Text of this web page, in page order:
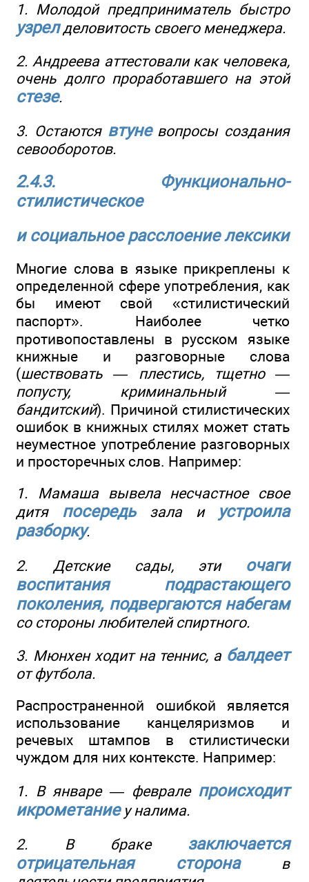
1. Молодой предприниматель быстро
узрелделовитость своего менеджера.
2. Андреева аттестовали как человека,
очень долго проработавшего на этой
стезе.
3. Остаются втуневопросы создания
севооборотов.
2.4.3. Функционально-
стилистическое
и социальное расслоение лексики
Многие слова в языке прикреплены к
определенной сфере употребления, как
бы имеют свой «стилистический
паспорт». Наиболее четко
противопоставлены в русском языке
книжные и разговорные слова
(шествовать — плестись, тщетно —
попусту, криминальный —
бандитский). Причиной стилистических
ошибок в книжных стилях может стать
неуместное употребление разговорных
и просторечных слов. Например:
1. Мамаша вывела несчастное свое
дитя посередьзала и
устроила
разборку.
2. Детские сады, эти очаги
воспитания подрастающего
поколения, подвергаются набегам
со стороны любителей спиртного.
3. Мюнхен ходит на теннис, а балдеет
от футбола.
Распространенной ошибкой является
использование канцеляризмов и
речевых штампов в стилистически
чуждом для них контексте. Например:
1. В январе — феврале происходит
икрометаниеу налима.
2. В браке заключается
отрицательная сторонав